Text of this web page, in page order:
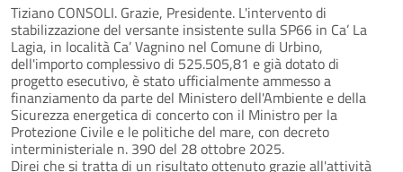
Tiziano CONSOLI. Grazie, Presidente. L'intervento di
stabilizzazione del versante insistente sulla SP66 in Ca’ La
Lagia, in località Ca’ Vagnino nel Comune di Urbino,
dell'importo complessivo di 525.505,81 e già dotato di
progetto esecutivo, è stato ufficialmente ammesso a
finanziamento da parte del Ministero dell'Ambiente e della
Sicurezza energetica di concerto con il Ministro per la
Protezione Civile e le politiche del mare, con decreto
interministeriale n. 390 del 28 ottobre 2025.
Direi che si tratta di un risultato ottenuto grazie all'attività